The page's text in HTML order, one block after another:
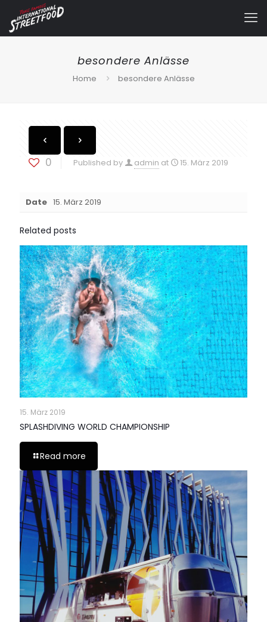
besondere Anlässe
Home besondere Anlässe
0 Published by admin at 15. März 2019
Date 15. März 2019
Related posts
15. März 2019
SPLASHDIVING WORLD CHAMPIONSHIP
Read more